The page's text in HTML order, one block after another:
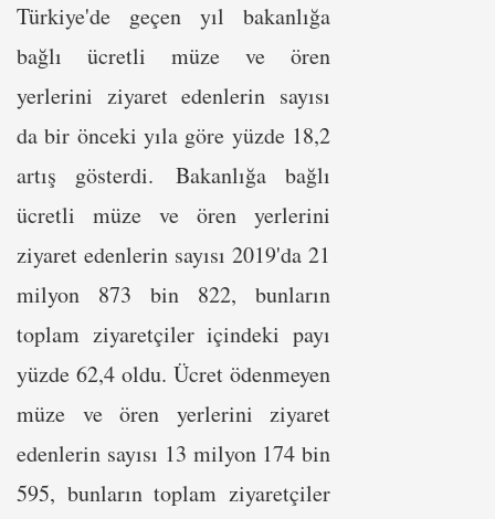
Türkiye'de geçen yıl bakanlığa
bağlı ücretli müze ve ören
yerlerini ziyaret edenlerin sayısı
da bir önceki yıla göre yüzde 18,2
artış gösterdi. Bakanlığa bağlı
ücretli müze ve ören yerlerini
ziyaret edenlerin sayısı 2019'da 21
milyon 873 bin 822, bunların
toplam ziyaretçiler içindeki payı
yüzde 62,4 oldu. Ücret ödenmeyen
müze ve ören yerlerini ziyaret
edenlerin sayısı 13 milyon 174 bin
595, bunların toplam ziyaretçiler